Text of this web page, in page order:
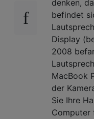
denken,
befindet
Display
2008
MacBook
der
Sie Ihre
Computer